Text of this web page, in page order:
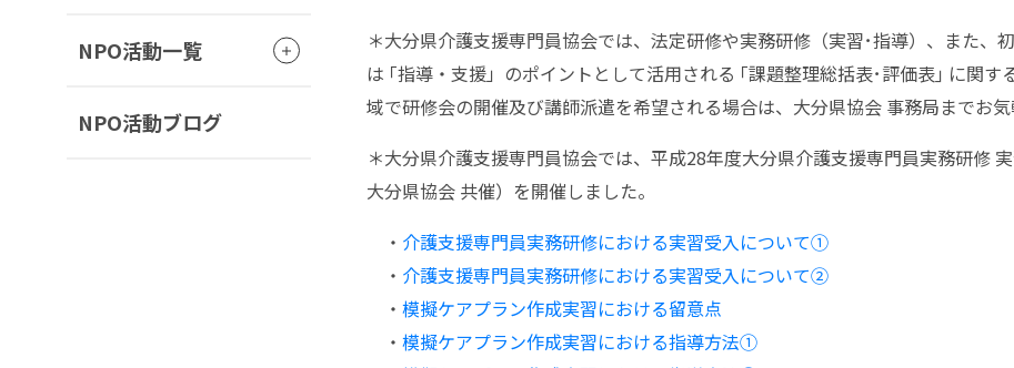
＊大分県介護支援専門員協会では、法定研修や実務研修（実習･指導）、また、
は ｢指導・支援」のポイントとして活用される ｢課題整理総括表･評価表｣ に関
域で研修会の開催及び講師派遣を希望される場合は、大分県協会 事務局までお
＊大分県介護支援専門員協会では、平成28年度大分県介護支援専門員実務研修
大分県協会 共催）を開催しました。
・ 介護支援専門員実務研修における実習受入について①
・ 介護支援専門員実務研修における実習受入について②
・ 模擬ケアプラン作成実習における留意点
・ 模擬ケアプラン作成実習における指導方法①
NPO活動一覧
NPO活動ブログ